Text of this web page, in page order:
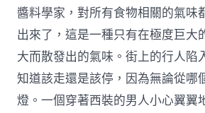
醬料學家，對所有食物相關的氣味
出來了，這是一種只有在極度巨大
大而散發出的氣味。街上的行人陷
知道該走還是該停，因為無論從哪
燈。一個穿著西裝的男人小心翼翼